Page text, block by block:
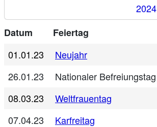
2024
Datum
Feiertag
01.01.23
Neujahr
26.01.23
Nationaler Befreiungstag
08.03.23
Weltfrauentag
07.04.23
Karfreitag